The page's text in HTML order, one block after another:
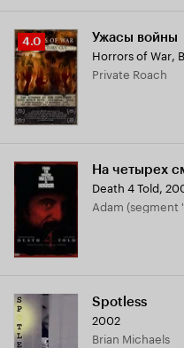
Рейтинг
Кинопоиска
4.0
4.0 Ужасы войны
Horrors of War,
Private Roach
На четырех
Death 4 Told,
Adam
Spotless
2002
Brian Michaels